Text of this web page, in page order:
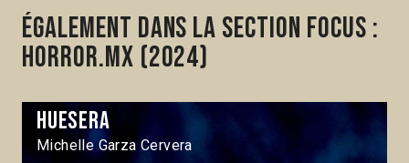
Également dans la section Focus :
Horror.mx (2024)
Huesera
Michelle Garza Cervera